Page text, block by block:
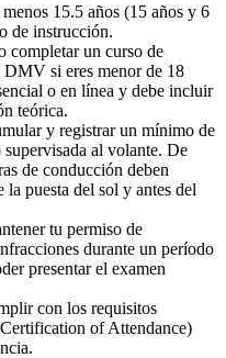
15.5 años (15 años y 6
de instrucción.
completar un curso de
si eres menor de 18
o en línea y debe incluir
teórica.
y registrar un mínimo de
al volante. De
de conducción deben
la puesta del sol y antes del
tu permiso de
durante un período
presentar el examen
con los requisitos
of Attendance)